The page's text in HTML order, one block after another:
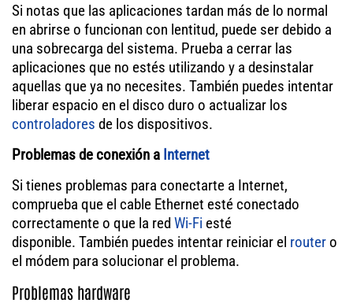
Si notas que las aplicaciones tardan más de lo normal
en abrirse o funcionan con lentitud, puede ser debido a
una sobrecarga del sistema. Prueba a cerrar las
aplicaciones que no estés utilizando y a desinstalar
aquellas que ya no necesites. También puedes intentar
liberar espacio en el disco duro o actualizar los
controladores de los dispositivos.
Problemas de conexión a Internet
Si tienes problemas para conectarte a Internet,
comprueba que el cable Ethernet esté conectado
correctamente o que la redWi-Fi esté
disponible. También puedes intentar reiniciar el routero
el módem para solucionar el problema.
Problemas hardware